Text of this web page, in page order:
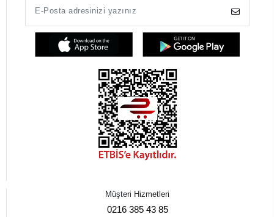
Müşteri Hizmetleri
0216 385 43 85